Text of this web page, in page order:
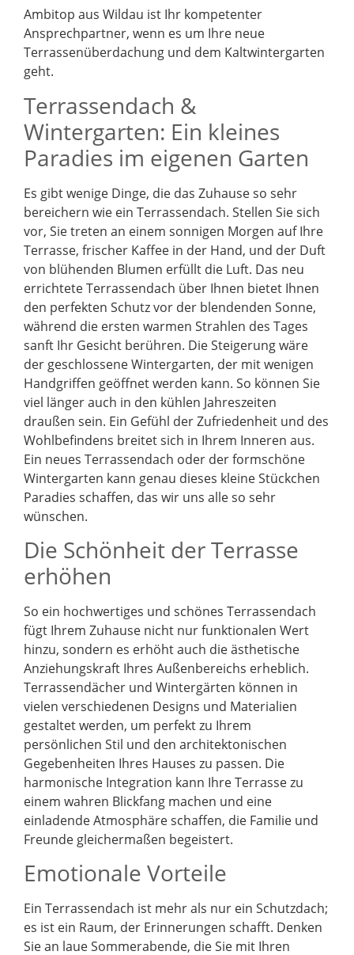
Ambitop aus Wildau ist Ihr kompetenter
Ansprechpartner, wenn es um Ihre neue
Terrassenüberdachung und dem Kaltwintergarten
geht.
Terrassendach &
Wintergarten: Ein kleines
Paradies im eigenen Garten
Es gibt wenige Dinge, die das Zuhause so sehr
bereichern wie ein Terrassendach. Stellen Sie sich
vor, Sie treten an einem sonnigen Morgen auf Ihre
Terrasse, frischer Kaffee in der Hand, und der Duft
von blühenden Blumen erfüllt die Luft. Das neu
errichtete Terrassendach über Ihnen bietet Ihnen
den perfekten Schutz vor der blendenden Sonne,
während die ersten warmen Strahlen des Tages
sanft Ihr Gesicht berühren. Die Steigerung wäre
der geschlossene Wintergarten, der mit wenigen
Handgriffen geöffnet werden kann. So können Sie
viel länger auch in den kühlen Jahreszeiten
draußen sein. Ein Gefühl der Zufriedenheit und des
Wohlbefindens breitet sich in Ihrem Inneren aus.
Ein neues Terrassendach oder der formschöne
Wintergarten kann genau dieses kleine Stückchen
Paradies schaffen, das wir uns alle so sehr
wünschen.
Die Schönheit der Terrasse
erhöhen
So ein hochwertiges und schönes Terrassendach
fügt Ihrem Zuhause nicht nur funktionalen Wert
hinzu, sondern es erhöht auch die ästhetische
Anziehungskraft Ihres Außenbereichs erheblich.
Terrassendächer und Wintergärten können in
vielen verschiedenen Designs und Materialien
gestaltet werden, um perfekt zu Ihrem
persönlichen Stil und den architektonischen
Gegebenheiten Ihres Hauses zu passen. Die
harmonische Integration kann Ihre Terrasse zu
einem wahren Blickfang machen und eine
einladende Atmosphäre schaffen, die Familie und
Freunde gleichermaßen begeistert.
Emotionale Vorteile
Ein Terrassendach ist mehr als nur ein Schutzdach;
es ist ein Raum, der Erinnerungen schafft. Denken
Sie an laue Sommerabende, die Sie mit Ihren